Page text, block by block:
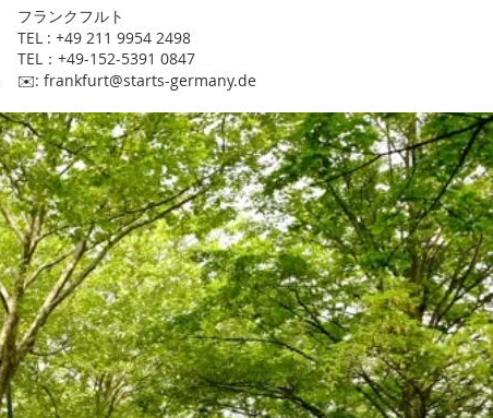
​フランクフルト
TEL : +49 211 9954 2498
TEL：+49-152-5391 0847
​✉️: frankfurt@starts-germany.de